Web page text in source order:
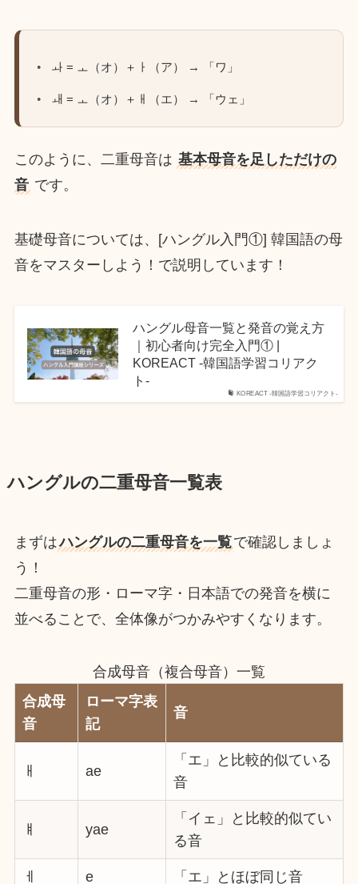
ㅘ = ㅗ（オ）＋ㅏ（ア） → 「ワ」
ㅙ = ㅗ（オ）＋ㅐ（エ） → 「ウェ」
このように、二重母音は 基本母音を足しただけの
音 です。
基礎母音については、[ハングル入門①] 韓国語の母
音をマスターしよう！で説明しています！
KOREACT -韓国語学習コリアクト-
ハングル母音一覧と発音の覚え方
｜初心者向け完全入門① |
KOREACT -韓国語学習コリアク
ト-
ハングルの二重母音一覧表
まずはハングルの二重母音を一覧で確認しましょ
う！
二重母音の形・ローマ字・日本語での発音を横に
並べることで、全体像がつかみやすくなります。
合成母音（複合母音）一覧
合成母
音
ローマ字表
記
音
ㅐ ae
「エ」と比較的似ている
音
ㅒ yae
「イェ」と比較的似てい
る音
ㅔ e 「エ」とほぼ同じ音